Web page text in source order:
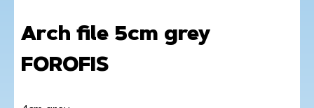
Arch file 5cm grey
FOROFIS